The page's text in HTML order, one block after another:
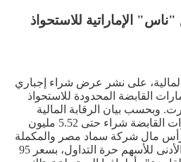
"ناس" الإماراتية للاستحواذ
المالية، على نشر عرض شراء إجباري
القابضة المحدودة للاستحواذ
وبحسب بيان الرقابة المالية
يتضمن عرض ناس للاستثمارات القابضة شراء حتى 5.52 مليون
من أسهم رأس مال شركة سماد مصر والمكملة
لنسبة 90% بعد إستبعاد الحد الأدنى للأسهم حرة التداول، بسعر 95